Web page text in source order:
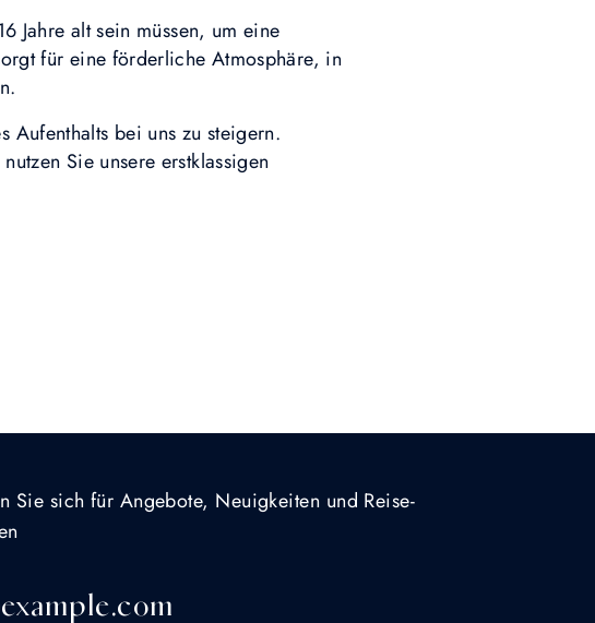
Jahre alt sein müssen, um eine
für eine förderliche Atmosphäre, in
Aufenthalts bei uns zu steigern.
Sie unsere erstklassigen
Sie sich für Angebote, Neuigkeiten und Reise-